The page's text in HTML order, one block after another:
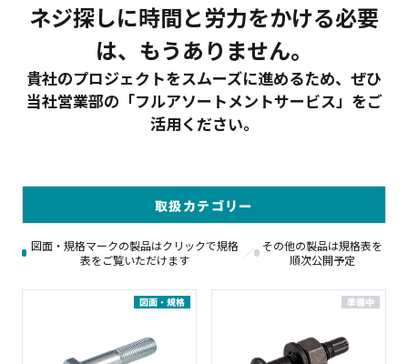
ネジ探しに時間と労力をかける必要
は、もうありません。
貴社のプロジェクトをスムーズに進めるため、ぜひ
当社営業部の「フルアソートメントサービス」をご
活用ください。
取扱カテゴリー
図面・規格マークの製品はクリックで規格
表をご覧いただけます
／ その他の製品は規格表を
順次公開予定
図面・規格 準備中